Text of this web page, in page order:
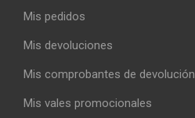
Mis pedidos
Mis devoluciones
Mis comprobantes de devolución
Mis vales promocionales